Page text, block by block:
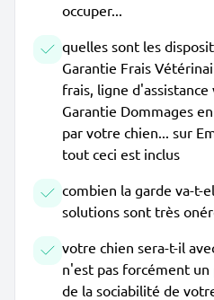
occuper...
quelles sont les
Garantie Frais
frais, ligne
Garantie Dommages
par votre chien... sur
tout ceci est inclus
combien la garde va-t-
solutions sont très
votre chien sera-t-il
n'est pas forcément
de la sociabilité de